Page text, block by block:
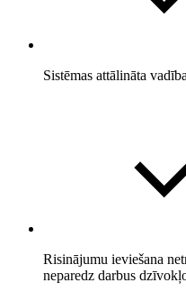
Sistēmas attālināta
Risinājumu ieviešana
neparedz darbus